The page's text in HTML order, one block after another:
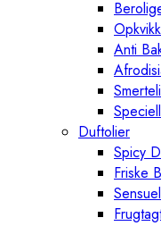
Anti
Duftolier
Spicy
Friske